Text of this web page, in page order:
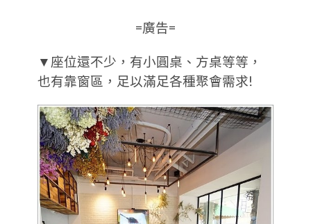
=廣告=
▼座位還不少，有小圓桌、方桌等等，
也有靠窗區，足以滿足各種聚會需求!